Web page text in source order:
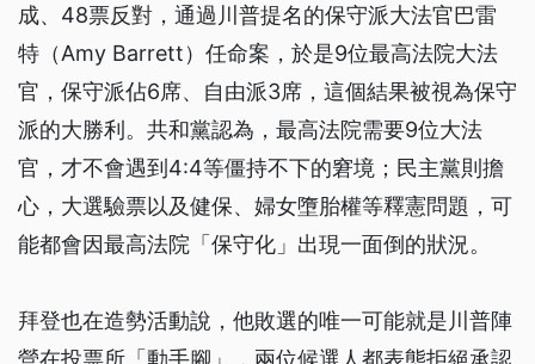
成、48票反對，通過川普提名的保守派大法官巴雷
特（Amy Barrett）任命案，於是9位最高法院大法
官，保守派佔6席、自由派3席，這個結果被視為保守
派的大勝利。共和黨認為，最高法院需要9位大法
官，才不會遇到4:4等僵持不下的窘境；民主黨則擔
心，大選驗票以及健保、婦女墮胎權等釋憲問題，可
能都會因最高法院「保守化」出現一面倒的狀況。
拜登也在造勢活動說，他敗選的唯一可能就是川普陣
營在投票所「動手腳」，兩位候選人都表態拒絕承認